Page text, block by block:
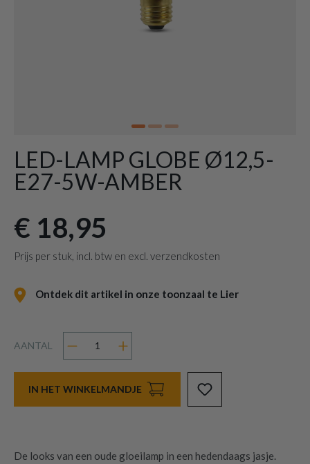
LED-LAMP GLOBE Ø12,5-
E27-5W-AMBER
€ 18,95
Prijs per stuk, incl. btw en excl. verzendkosten
Ontdek dit artikel in onze toonzaal te Lier
AANTAL
IN HET WINKELMANDJE
De looks van een oude gloeilamp in een hedendaags jasje.